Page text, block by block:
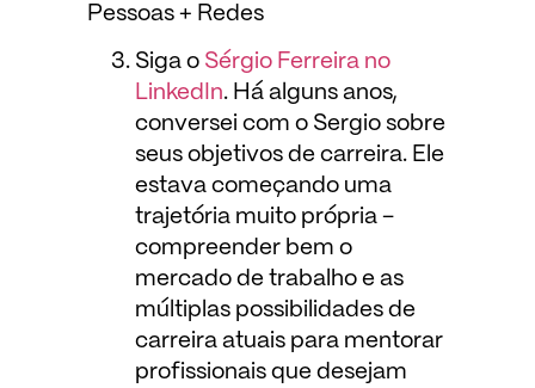
Pessoas + Redes
Siga o Sérgio Ferreira no
LinkedIn. Há alguns anos,
conversei com o Sergio sobre
seus objetivos de carreira. Ele
estava começando uma
trajetória muito própria –
compreender bem o
mercado de trabalho e as
múltiplas possibilidades de
carreira atuais para mentorar
profissionais que desejam